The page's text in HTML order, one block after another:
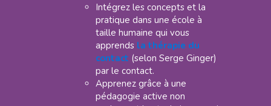
Intégrez les concepts et la
pratique dans une école à
taille humaine qui vous
apprends la thérapie du
contact (selon Serge Ginger)
par le contact.
Apprenez grâce à une
pédagogie active non